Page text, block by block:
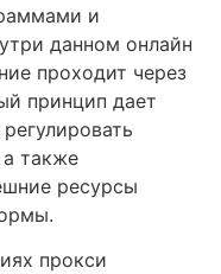
и
данном онлайн
проходит через
принцип дает
также
ресурсы
прокси